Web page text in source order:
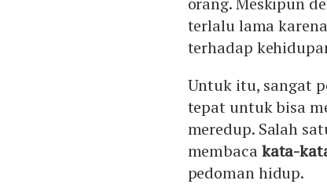
terlalu lama
terhadap
Untuk itu, sangat
tepat untuk bisa
meredup. Salah
membacakata-
pedoman hidup.